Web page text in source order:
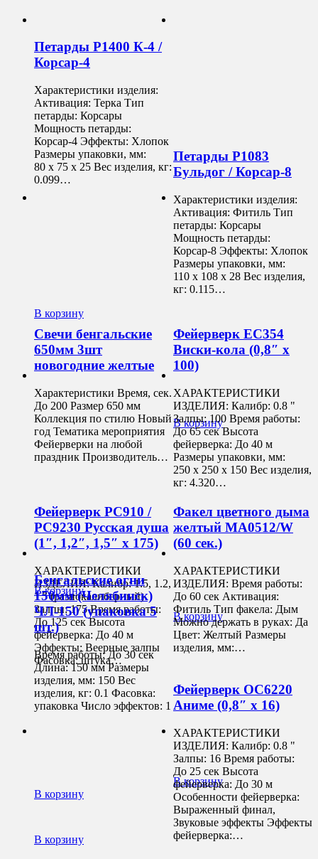
Петарды Р1400 К-4 /
Корсар-4
Характеристики изделия:
Активация: Терка Тип
петарды: Корсары
Мощность петарды:
Корсар-4 Эффекты: Хлопок
Размеры упаковки, мм:
80 х 75 х 25 Вес изделия, кг:
0.099…
В корзину
Петарды Р1083
Бульдог / Корсар-8
Характеристики изделия:
Активация: Фитиль Тип
петарды: Корсары
Мощность петарды:
Корсар-8 Эффекты: Хлопок
Размеры упаковки, мм:
110 х 108 х 28 Вес изделия,
кг: 0.115…
В корзину
Свечи бенгальские
650мм 3шт
новогодние желтые
Характеристики Время, сек.
До 200 Размер 650 мм
Коллекция по стилю Новый
год Тематика мероприятия
Фейерверки на любой
праздник Производитель…
В корзину
Фейерверк ЕС354
Виски-кола (0,8″ х
100)
ХАРАКТЕРИСТИКИ
ИЗДЕЛИЯ: Калибр: 0.8 "
Залпы: 100 Время работы:
До 65 сек Высота
фейерверка: До 40 м
Размеры упаковки, мм:
250 х 250 х 150 Вес изделия,
кг: 4.320…
В корзину
Фейерверк РС910 /
РС9230 Русская душа
(1″, 1,2″, 1,5″ х 175)
ХАРАКТЕРИСТИКИ
ИЗДЕЛИЯ: Калибр: 1.5, 1.2,
1 " (разнокалиберный)
Залпы: 175 Время работы:
До 125 сек Высота
фейерверка: До 40 м
Эффекты: Веерные залпы
Фасовка: штука…
В корзину
Факел цветного дыма
желтый MA0512/W
(60 сек.)
ХАРАКТЕРИСТИКИ
ИЗДЕЛИЯ: Время работы:
До 60 сек Активация:
Фитиль Тип факела: Дым
Можно держать в руках: Да
Цвет: Желтый Размеры
изделия, мм:…
В корзину
Бенгальские огни
150мм (Челябинск)
ЧЛ-150 (упаковка 5
шт.)
Время работы: До 30 сек
Длина: 150 мм Размеры
изделия, мм: 150 Вес
изделия, кг: 0.1 Фасовка:
упаковка Число эффектов: 1
В корзину
Фейерверк ОС6220
Аниме (0,8″ х 16)
ХАРАКТЕРИСТИКИ
ИЗДЕЛИЯ: Калибр: 0.8 "
Залпы: 16 Время работы:
До 25 сек Высота
фейерверка: До 30 м
Особенности фейерверка:
Выраженный финал,
Звуковые эффекты Эффекты
фейерверка:…